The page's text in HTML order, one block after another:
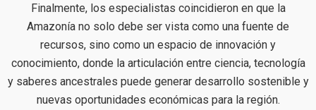
Finalmente, los especialistas coincidieron en que la
Amazonía no solo debe ser vista como una fuente de
recursos, sino como un espacio de innovación y
conocimiento, donde la articulación entre ciencia, tecnología
y saberes ancestrales puede generar desarrollo sostenible y
nuevas oportunidades económicas para la región.